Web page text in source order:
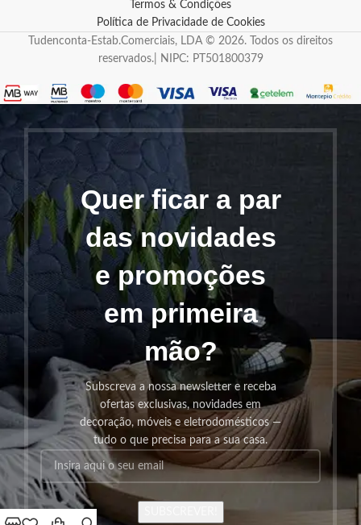
Termos & Condições
Política de Privacidade de Cookies
Tudenconta-Estab.Comerciais, LDA © 2026. Todos os direitos
reservados.| NIPC: PT501800379
Quer ficar a par
das novidades
e promoções
em primeira
mão?
Subscreva a nossa newsletter e receba
ofertas exclusivas, novidades em
decoração, móveis e eletrodomésticos —
tudo o que precisa para a sua casa.